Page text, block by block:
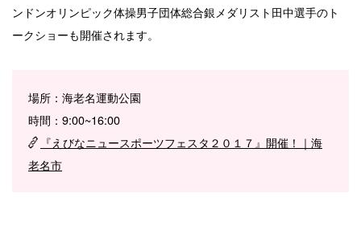
ンドンオリンピック体操男子団体総合銀メダリスト田中選手のト
ークショーも開催されます。
場所：海老名運動公園
時間：9:00~16:00
『えびなニュースポーツフェスタ２０１７』開催！｜海
老名市